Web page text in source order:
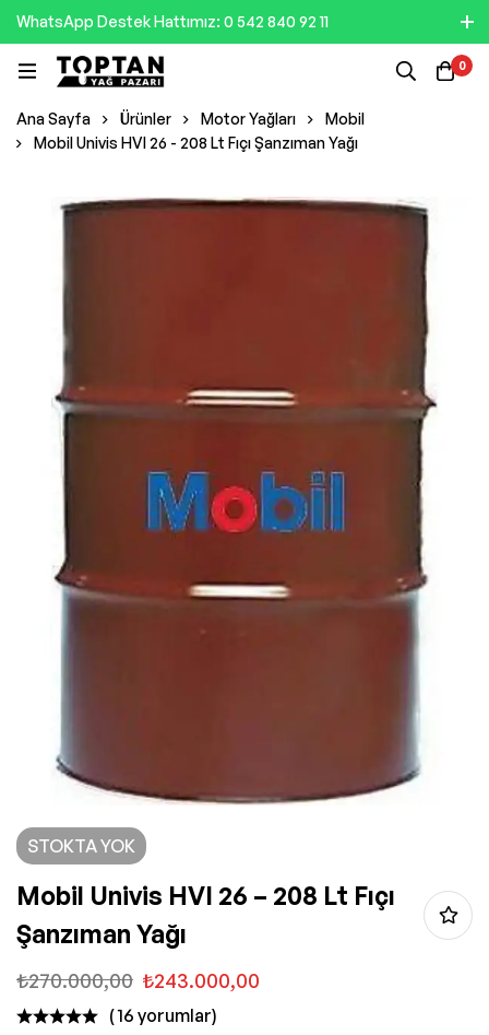
WhatsApp Destek Hattımız: 0 542 840 92 11
0
Ana Sayfa Ürünler Motor Yağları
Mobil
Mobil Univis HVI 26 - 208 Lt Fıçı Şanzıman Yağı
STOKTA YOK
Mobil Univis HVI 26 – 208 Lt Fıçı
Şanzıman Yağı
₺270.000,00 ₺243.000,00
( 16 yorumlar)